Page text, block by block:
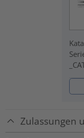
Zulassungen